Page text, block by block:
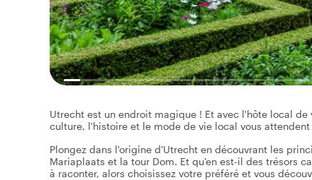
Utrecht est un endroit magique ! Et avec l'hôte local
culture, l'histoire et le mode de vie local vous attendent
Plongez dans l'origine d'Utrecht en découvrant les
Mariaplaats et la tour Dom. Et qu'en est-il des trésors
à raconter, alors choisissez votre préféré et vous